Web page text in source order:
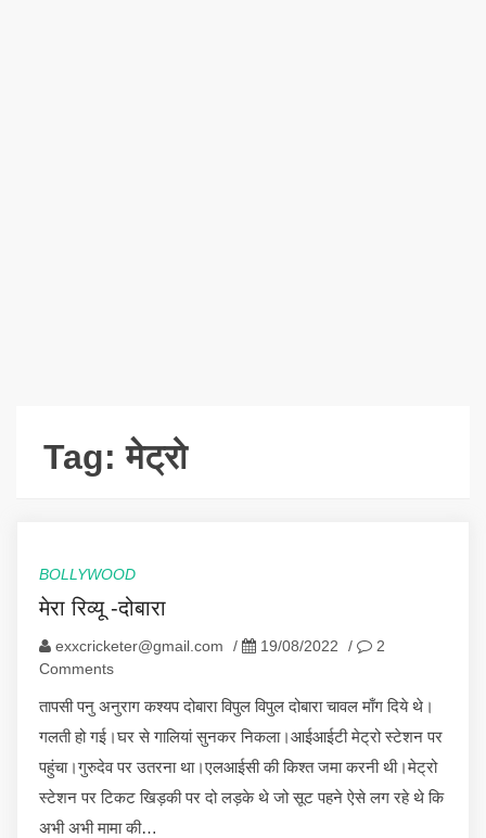
Tag:मेट्रो
BOLLYWOOD
मेरा रिव्यू -दोबारा
exxcricketer@gmail.com / 19/08/2022 /
2
Comments
तापसी पनु अनुराग कश्यप दोबारा विपुल विपुल दोबारा चावल माँग दिये थे।
गलती हो गई।घर से गालियां सुनकर निकला।आईआईटी मेट्रो स्टेशन पर
पहुंचा।गुरुदेव पर उतरना था।एलआईसी की किश्त जमा करनी थी।मेट्रो
स्टेशन पर टिकट खिड़की पर दो लड़के थे जो सूट पहने ऐसे लग रहे थे कि
अभी अभी मामा की…